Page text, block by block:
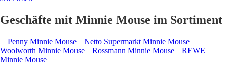
Geschäfte mit Minnie Mouse im Sortiment
Penny Minnie Mouse
Netto Supermarkt Minnie Mouse
Woolworth Minnie Mouse
Rossmann Minnie Mouse
REWE
Minnie Mouse